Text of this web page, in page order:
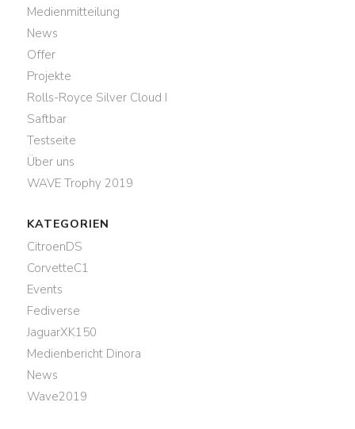
Medienmitteilung
News
Offer
Projekte
Rolls-Royce Silver Cloud I
Saftbar
Testseite
Über uns
WAVE Trophy 2019
KATEGORIEN
CitroenDS
CorvetteC1
Events
Fediverse
JaguarXK150
Medienbericht Dinora
News
Wave2019